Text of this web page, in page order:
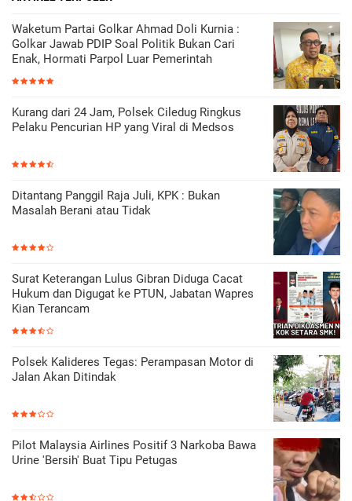
Waketum Partai Golkar Ahmad Doli Kurnia :
Golkar Jawab PDIP Soal Politik Bukan Cari
Enak, Hormati Parpol Luar Pemerintah
Kurang dari 24 Jam, Polsek Ciledug Ringkus
Pelaku Pencurian HP yang Viral di Medsos
Ditantang Panggil Raja Juli, KPK : Bukan
Masalah Berani atau Tidak
Surat Keterangan Lulus Gibran Diduga Cacat
Hukum dan Digugat ke PTUN, Jabatan Wapres
Kian Terancam
Polsek Kalideres Tegas: Perampasan Motor di
Jalan Akan Ditindak
Pilot Malaysia Airlines Positif 3 Narkoba Bawa
Urine 'Bersih' Buat Tipu Petugas